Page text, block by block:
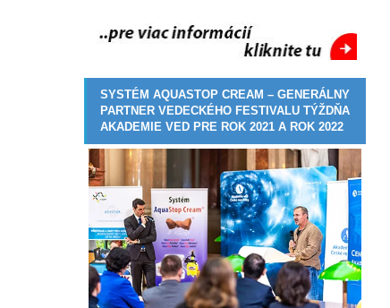
SYSTÉM AQUASTOP CREAM – GENERÁLNY
PARTNER VEDECKÉHO FESTIVALU TÝŽDŇA
AKADEMIE VED PRE ROK 2021 A ROK 2022